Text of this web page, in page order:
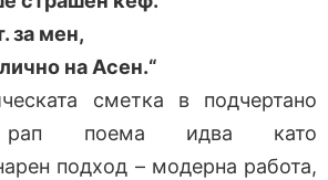
за мен,
на Асен.“
сметка в подчертано
рап поема идва като
подход – модерна работа,